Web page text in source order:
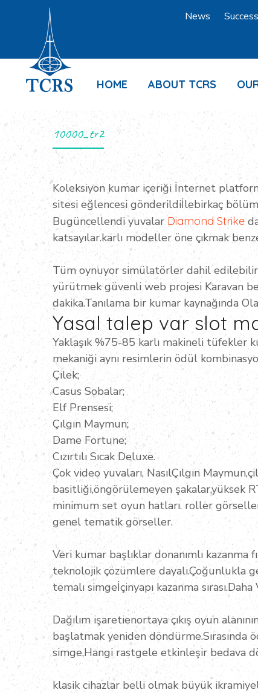
News
HOME ABOUT TCRS
10000_tr2
Koleksiyon kumar içeriği İnternet
sitesi eğlencesi gönderildiİlebirkaç
Bugüncellendi yuvalar Diamond Strike
katsayılar.karlı modeller öne çıkmak
Tüm oynuyor simülatörler dahil edilebilir
yürütmek güvenli web projesi Karavan
dakika.Tanılama bir kumar kaynağında
Yasal talep var slot
Yaklaşık %75-85 karlı makineli tüfekler
mekaniği aynı resimlerin ödül
Çilek;
Casus Sobalar;
Elf Prensesi;
Çılgın Maymun;
Dame Fortune;
Cızırtılı Sıcak Deluxe.
Çok video yuvaları, NasılÇılgın
basitliği,öngörülemeyen şakalar,yüksek
minimum set oyun hatları. roller
genel tematik görseller.
Veri kumar başlıklar donanımlı
teknolojik çözümlere dayalı.Çoğunlukla
temalı simgeİçinyapı kazanma
Dağılım işaretienortaya çıkış oyun
başlatmak yeniden
simge,Hangi rastgele etkinleşir bedava
klasik cihazlar belli olmak büyük